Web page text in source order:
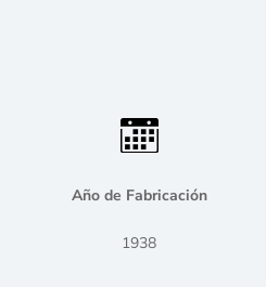
Año de Fabricación
1938